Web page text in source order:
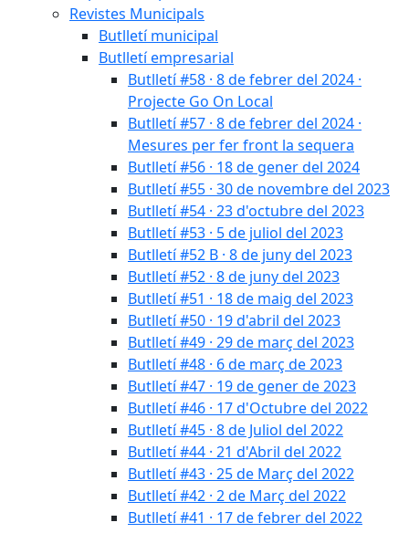
Revistes Municipals
Butlletí municipal
Butlletí empresarial
Butlletí #58 · 8 de febrer del 2024 ·
Projecte Go On Local
Butlletí #57 · 8 de febrer del 2024 ·
Mesures per fer front la sequera
Butlletí #56 · 18 de gener del 2024
Butlletí #55 · 30 de novembre del 2023
Butlletí #54 · 23 d'octubre del 2023
Butlletí #53 · 5 de juliol del 2023
Butlletí #52 B · 8 de juny del 2023
Butlletí #52 · 8 de juny del 2023
Butlletí #51 · 18 de maig del 2023
Butlletí #50 · 19 d'abril del 2023
Butlletí #49 · 29 de març del 2023
Butlletí #48 · 6 de març de 2023
Butlletí #47 · 19 de gener de 2023
Butlletí #46 · 17 d'Octubre del 2022
Butlletí #45 · 8 de Juliol del 2022
Butlletí #44 · 21 d'Abril del 2022
Butlletí #43 · 25 de Març del 2022
Butlletí #42 · 2 de Març del 2022
Butlletí #41 · 17 de febrer del 2022